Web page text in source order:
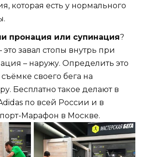
которая есть у нормального
пронация или супинация?
завал стопы внутрь при
– наружу. Определить это
своего бега на
Бесплатно такое делают в
по всей России и в
Марафон в Москве.